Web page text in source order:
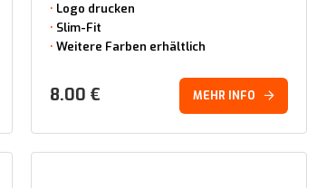
Logo drucken
Slim-Fit
Weitere Farben erhältlich
8.00 € MEHR INFO